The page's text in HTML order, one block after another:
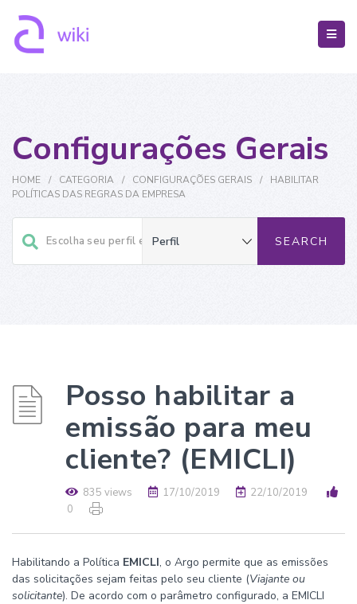
Configurações Gerais
HOME / CATEGORIA / CONFIGURAÇÕES GERAIS /
HABILITAR
POLÍTICAS DAS REGRAS DA EMPRESA
Posso habilitar a
emissão para meu
cliente? (EMICLI)
835 views 17/10/2019
22/10/2019
0
Habilitando a Política EMICLI, o Argo permite que as emissões
das solicitações sejam feitas pelo seu cliente (Viajante ou
solicitante). De acordo com o parâmetro configurado, a EMICLI